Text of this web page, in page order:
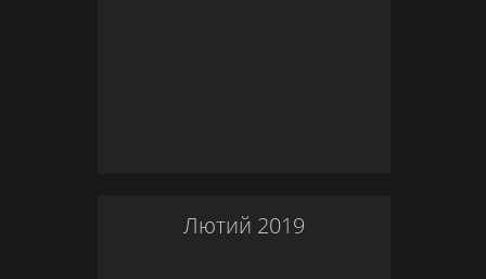
Лютий 2019